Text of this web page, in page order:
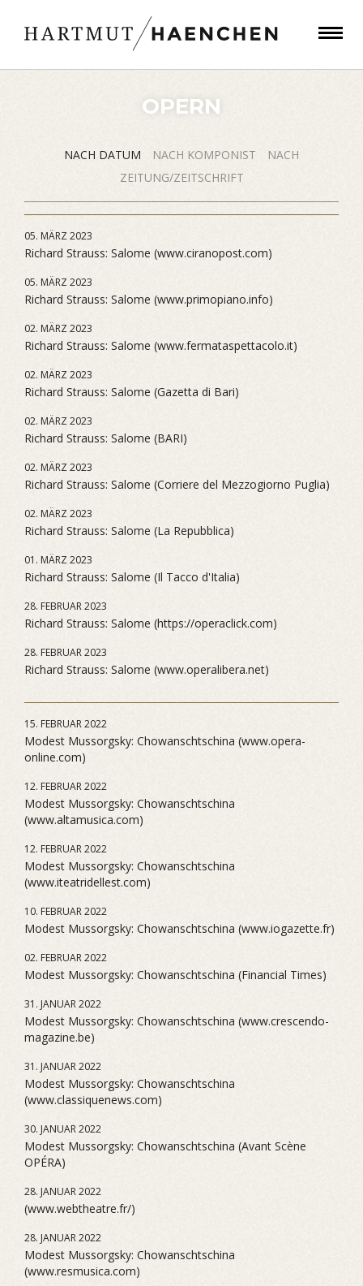
OPERN
NACH DATUM NACH KOMPONIST
NACH
ZEITUNG/ZEITSCHRIFT
05. MÄRZ 2023
Richard Strauss: Salome (www.ciranopost.com)
05. MÄRZ 2023
Richard Strauss: Salome (www.primopiano.info)
02. MÄRZ 2023
Richard Strauss: Salome (www.fermataspettacolo.it)
02. MÄRZ 2023
Richard Strauss: Salome (Gazetta di Bari)
02. MÄRZ 2023
Richard Strauss: Salome (BARI)
02. MÄRZ 2023
Richard Strauss: Salome (Corriere del Mezzogiorno Puglia)
02. MÄRZ 2023
Richard Strauss: Salome (La Repubblica)
01. MÄRZ 2023
Richard Strauss: Salome (Il Tacco d'Italia)
28. FEBRUAR 2023
Richard Strauss: Salome (https://operaclick.com)
28. FEBRUAR 2023
Richard Strauss: Salome (www.operalibera.net)
15. FEBRUAR 2022
Modest Mussorgsky: Chowanschtschina (www.opera-
online.com)
12. FEBRUAR 2022
Modest Mussorgsky: Chowanschtschina
(www.altamusica.com)
12. FEBRUAR 2022
Modest Mussorgsky: Chowanschtschina
(www.iteatridellest.com)
10. FEBRUAR 2022
Modest Mussorgsky: Chowanschtschina (www.iogazette.fr)
02. FEBRUAR 2022
Modest Mussorgsky: Chowanschtschina (Financial Times)
31. JANUAR 2022
Modest Mussorgsky: Chowanschtschina (www.crescendo-
magazine.be)
31. JANUAR 2022
Modest Mussorgsky: Chowanschtschina
(www.classiquenews.com)
30. JANUAR 2022
Modest Mussorgsky: Chowanschtschina (Avant Scène
OPÉRA)
28. JANUAR 2022
(www.webtheatre.fr/)
28. JANUAR 2022
Modest Mussorgsky: Chowanschtschina
(www.resmusica.com)